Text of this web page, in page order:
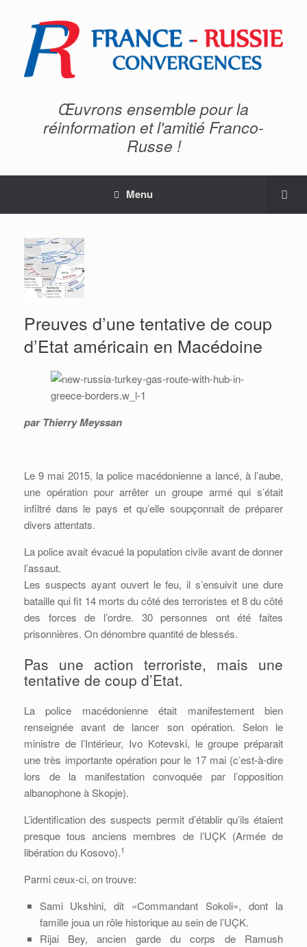
Œuvrons ensemble pour la
réinformation et l'amitié Franco-
Russe !
Menu
Preuves d’une tentative de coup
d’Etat américain en Macédoine
par Thierry Meyssan
Le 9 mai 2015, la police macédonienne a lancé, à l’aube,
une opération pour arrêter un groupe armé qui s’était
infiltré dans le pays et qu’elle soupçonnait de préparer
divers attentats.
La police avait évacué la population civile avant de donner
l’assaut.
Les suspects ayant ouvert le feu, il s’ensuivit une dure
bataille qui fit 14 morts du côté des terroristes et 8 du côté
des forces de l’ordre. 30 personnes ont été faites
prisonnières. On dénombre quantité de blessés.
Pas une action terroriste, mais une
tentative de coup d’Etat.
La police macédonienne était manifestement bien
renseignée avant de lancer son opération. Selon le
ministre de l’Intérieur, Ivo Kotevski, le groupe préparait
une très importante opération pour le 17 mai (c’est-à-dire
lors de la manifestation convoquée par l’opposition
albanophone à Skopje).
L’identification des suspects permit d’établir qu’ils étaient
presque tous anciens membres de l’UÇK (Armée de
libération du Kosovo).1
Parmi ceux-ci, on trouve:
Sami Ukshini, dit «Commandant Sokoli», dont la
famille joua un rôle historique au sein de l’UÇK.
Rijai Bey, ancien garde du corps de Ramush